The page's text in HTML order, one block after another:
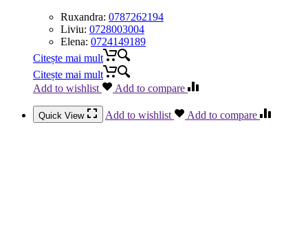
Ruxandra: 0787262194
Liviu: 0728003004
Elena: 0724149189
Citește mai mult
Citește mai mult
Add to wishlist
Add to compare
Quick View Add to wishlist Add to compare